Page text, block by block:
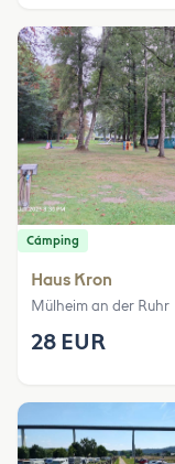
Cámping
Haus Kron
Mülheim an der Ruhr
28 EUR